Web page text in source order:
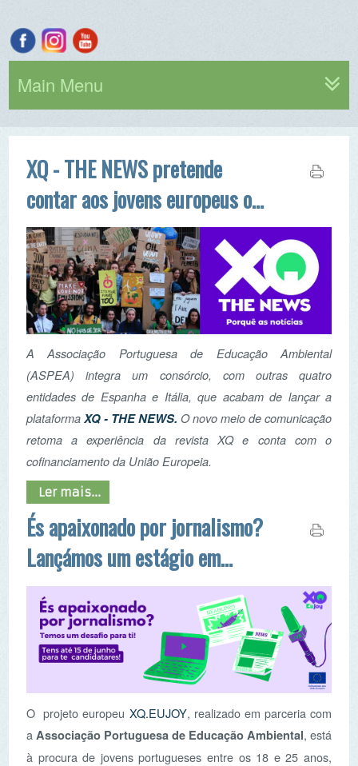
Main Menu
XQ - THE NEWS pretende
contar aos jovens europeus o
porquê das notícias
A Associação Portuguesa de Educação Ambiental
entidades de Espanha e Itália, que acabam de lançar a
plataforma
XQ - THE NEWS.O novo meio de comunicação
retoma a experiência da revista XQ e conta com o
cofinanciamento da União Europeia.
Ler mais...
És apaixonado por jornalismo?
Lançámos um estágio em
mobilidade destinado a jovens
O projeto europeuXQ.EUJOY , realizado em parceria com
Associação Portuguesa de Educação Ambiental
à procura de jovens portugueses entre os 18 e 25 anos,
com uma paixão por jornalismo que queiram participar num
estágio de uma semana em Itália ou Espanha. Vão ser
atribuídas nove bolsas de estágio (três para jovens